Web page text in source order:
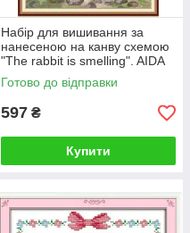
Набір для вишивання за
нанесеною на канву схемою
"The rabbit is smelling". AIDA
14CT printed, 33*43 см
Готово до відправки
597 ₴
Купити